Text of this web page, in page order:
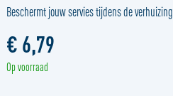
Beschermt jouw servies tijdens de verhuizing
€ 6,79
Op voorraad